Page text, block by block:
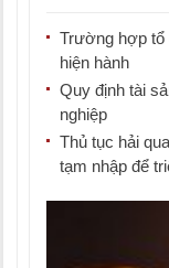
Trường hợp tổ
hiện hành
Quy định tài
nghiệp
Thủ tục hải
tạm nhập để